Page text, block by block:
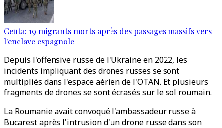
Ceuta: 19 migrants morts après des passages massifs vers
l'enclave espagnole
Depuis l'offensive russe de l'Ukraine en 2022, les
incidents impliquant des drones russes se sont
multipliés dans l'espace aérien de l'OTAN. Et plusieurs
fragments de drones se sont écrasés sur le sol roumain.
La Roumanie avait convoqué l'ambassadeur russe à
Bucarest après l'intrusion d'un drone russe dans son